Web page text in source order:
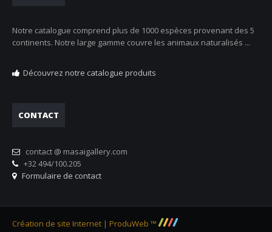
Notre catalogue comprend plus de 1000 espèces provenant des 5
continents. Notre large gamme couvre les animaux naturalisés ...
Découvrez notre catalogue produits
CONTACT
contact @ masaigallery.com
+32 494/100.205
Formulaire de contact
Création de site Internet | ProduWeb ™